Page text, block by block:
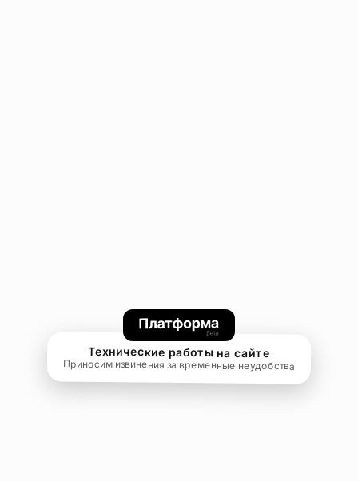
Технические работы на сайте
Приносим извинения за временные неудобства